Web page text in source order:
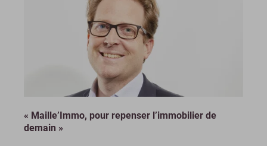
« Maille’Immo, pour repenser l’immobilier de
demain »